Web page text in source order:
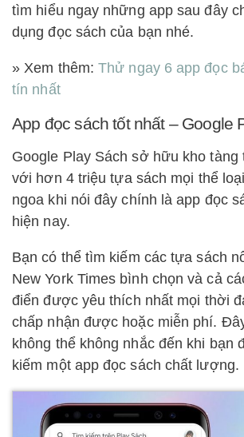
tìm hiểu ngay những app sau đây
dụng đọc sách của bạn nhé.
» Xem thêm:Thử ngay 6 app đọc
tín nhất
App đọc sách tốt nhất – Google
Google Play Sách sở hữu kho tàng
với hơn 4 triệu tựa sách mọi thể
ngoa khi nói đây chính là app đọc
hiện nay.
Bạn có thể tìm kiếm các tựa sách
New York Times bình chọn và cả
điển được yêu thích nhất mọi thời
chấp nhận được hoặc miễn phí.
không thể không nhắc đến khi bạn
kiếm một app đọc sách chất lượng.